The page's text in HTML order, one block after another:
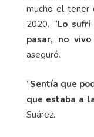
mucho el tener
2020. “Lo
pasar, no
aseguró.
“Sentía que
que estaba a
Suárez.